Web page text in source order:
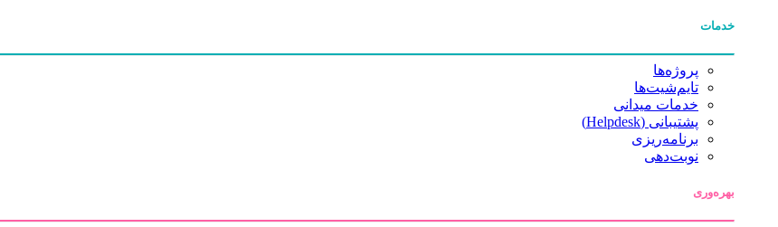
خدمات
پروژه‌ها
تایم‌شیت‌ها
خدمات میدانی
پشتیبانی (Helpdesk)
برنامه‌ریزی
نوبت‌دهی
بهره‌وری